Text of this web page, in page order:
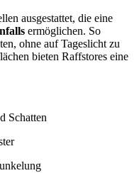
ausgestattet, die eine
ermöglichen. So
ohne auf Tageslicht zu
bieten Raffstores eine
Schatten